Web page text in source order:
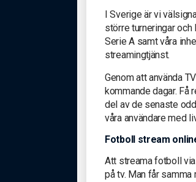
I Sverige är vi
större turneringar
Serie A samt våra
streamingtjänst.
Genom att använda
kommande dagar. Få
del av de senaste
våra användare med
Fotboll stream
Att streama fotboll
på tv. Man får